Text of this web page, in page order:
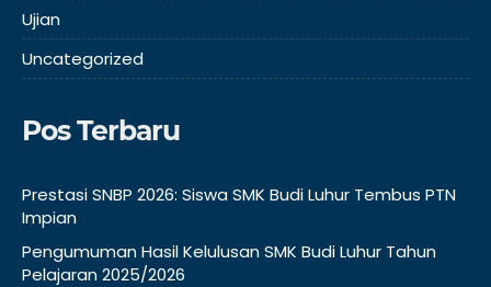
Ujian
Uncategorized
Pos Terbaru
Prestasi SNBP 2026: Siswa SMK Budi Luhur Tembus PTN
Impian
Pengumuman Hasil Kelulusan SMK Budi Luhur Tahun
Pelajaran 2025/2026